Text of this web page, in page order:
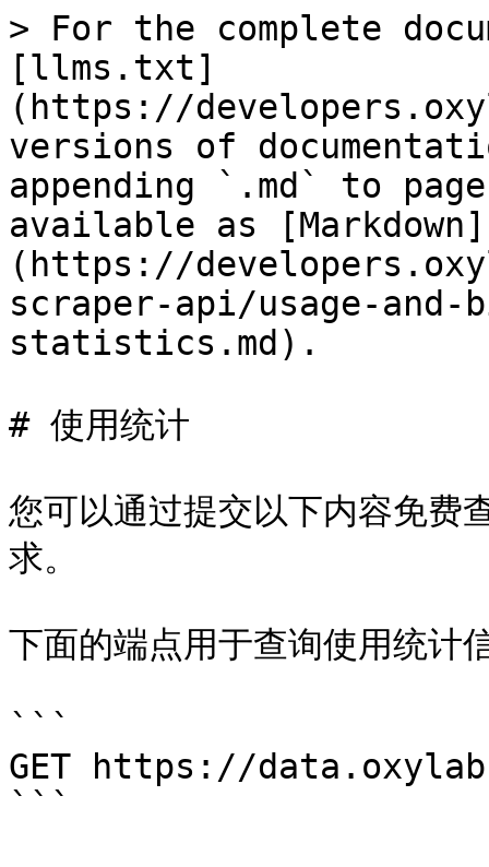
> For the complete
[llms.txt]
(https://
versions of
appending `.md` to
available as [Markdown]
(https://
scraper-api/usage-
statistics.md).
# 使用统计
您可以通过提交以下内容免
求。
下面的端点用于查询使用统计
```
GET https://
```